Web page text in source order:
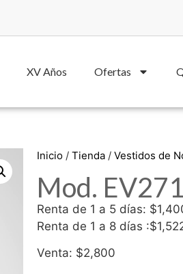
XV Años Ofertas
Inicio / Tienda / Vestidos de
Mod.
Renta de 1 a 5 días:
Renta de 1 a 8 días
Venta: $2,800